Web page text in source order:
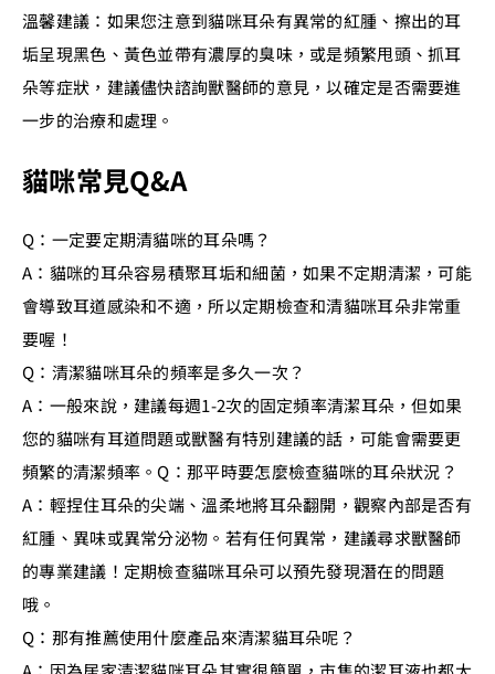
溫馨建議：如果您注意到貓咪耳朵有異常的紅腫、擦出的耳
垢呈現黑色、黃色並帶有濃厚的臭味，或是頻繁甩頭、抓耳
朵等症狀，建議儘快諮詢獸醫師的意見，以確定是否需要進
一步的治療和處理。
貓咪常見Q&A
Q：一定要定期清貓咪的耳朵嗎？
A：貓咪的耳朵容易積聚耳垢和細菌，如果不定期清潔，可能
會導致耳道感染和不適，所以定期檢查和清貓咪耳朵非常重
要喔！
Q：清潔貓咪耳朵的頻率是多久一次？
A：一般來說，建議每週1-2次的固定頻率清潔耳朵，但如果
您的貓咪有耳道問題或獸醫有特別建議的話，可能會需要更
頻繁的清潔頻率。Q：那平時要怎麼檢查貓咪的耳朵狀況？
A：輕捏住耳朵的尖端、溫柔地將耳朵翻開，觀察內部是否有
紅腫、異味或異常分泌物。若有任何異常，建議尋求獸醫師
的專業建議！定期檢查貓咪耳朵可以預先發現潛在的問題
哦。
Q：那有推薦使用什麼產品來清潔貓耳朵呢？